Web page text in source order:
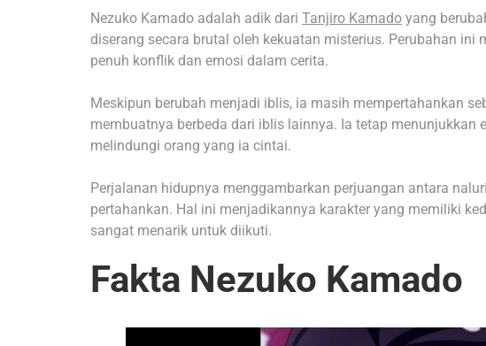
Nezuko Kamado adalah adik dari Tanjiro Kamado yang
diserang secara brutal oleh kekuatan misterius. Perubahan
penuh konflik dan emosi dalam cerita.
Meskipun berubah menjadi iblis, ia masih mempertahankan
membuatnya berbeda dari iblis lainnya. Ia tetap menunjukkan
melindungi orang yang ia cintai.
Perjalanan hidupnya menggambarkan perjuangan antara
pertahankan. Hal ini menjadikannya karakter yang memiliki
sangat menarik untuk diikuti.
Fakta Nezuko Kamado